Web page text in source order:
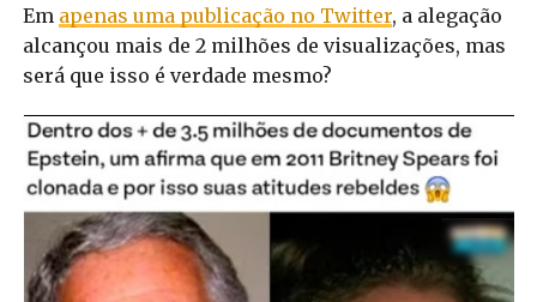
Em apenas uma publicação no Twitter, a alegação
alcançou mais de 2 milhões de visualizações, mas
será que isso é verdade mesmo?